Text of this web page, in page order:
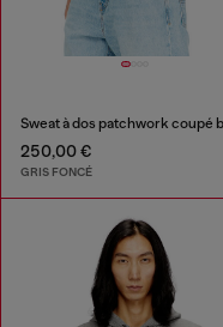
Sweat à dos patchwork coupé
250,00 €
GRIS FONCÉ